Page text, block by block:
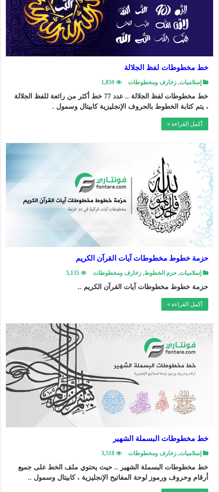
خط مخطوطات لفظ الجلالة
إسلاميات,زخارف ومخطوطات 1,859
خط مخطوطات لفظ الجلالة .. عدد 77 خط أكثر من رائعة للفظ الجلالة
، يتم كتابة الخطوط بالحروف الإنجليزية كابيتال وسمول .
أكمل القراءة »
حزمة خطوط مخطوطات آيات القرآن الكريم
إسلاميات,حزم الخطوط,زخارف ومخطوطات 5,135
حزمة خطوط مخطوطات آيات القرآن الكريم ..
أكمل القراءة »
خط مخطوطات البسملة الشهير
إسلاميات,زخارف ومخطوطات 3,518
خط مخطوطات البسملة الشهير .. حيث يحتوي ملف الخط على جميع
أرقام وحروف ورموز لوحة المفاتيح الإنجليزية ، كابيتال وسمول ..